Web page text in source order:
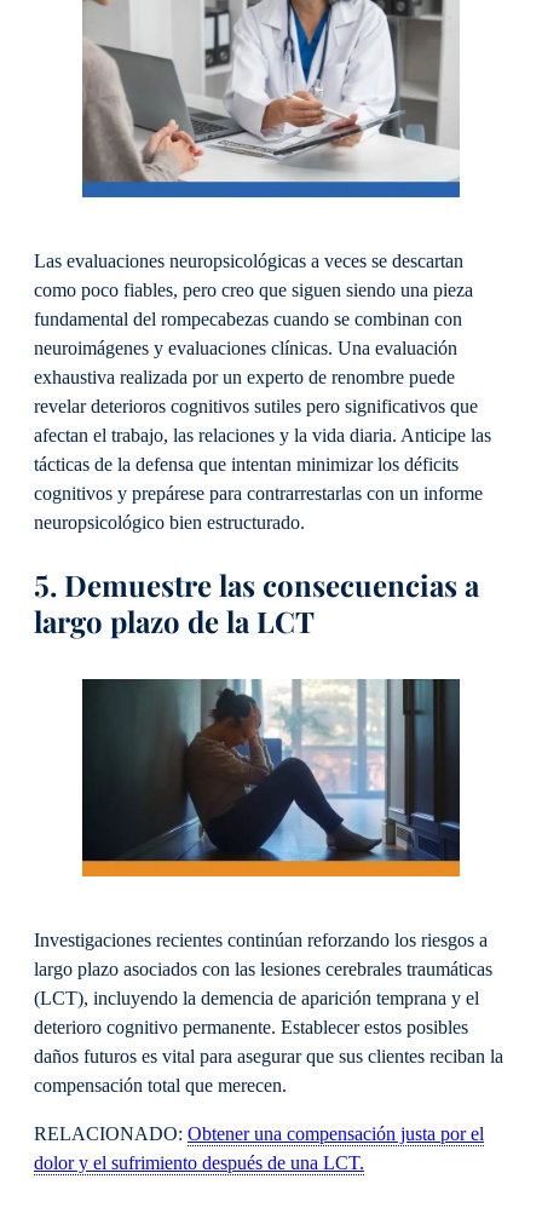
Las evaluaciones neuropsicológicas a veces se descartan
como poco fiables, pero creo que siguen siendo una pieza
fundamental del rompecabezas cuando se combinan con
neuroimágenes y evaluaciones clínicas. Una evaluación
exhaustiva realizada por un experto de renombre puede
revelar deterioros cognitivos sutiles pero significativos que
afectan el trabajo, las relaciones y la vida diaria. Anticipe las
tácticas de la defensa que intentan minimizar los déficits
cognitivos y prepárese para contrarrestarlas con un informe
neuropsicológico bien estructurado.
5. Demuestre las consecuencias a
largo plazo de la LCT
Investigaciones recientes continúan reforzando los riesgos a
largo plazo asociados con las lesiones cerebrales traumáticas
(LCT), incluyendo la demencia de aparición temprana y el
deterioro cognitivo permanente. Establecer estos posibles
daños futuros es vital para asegurar que sus clientes reciban la
compensación total que merecen.
RELACIONADO: Obtener una compensación justa por el
dolor y el sufrimiento después de una LCT.